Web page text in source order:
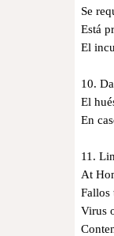
Se
Está
El
10.
El
En
11.
At
Fallos
Virus